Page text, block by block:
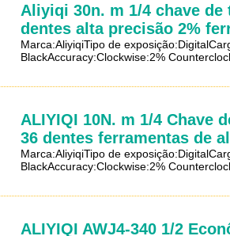
Aliyiqi 30n. m 1/4 chave
dentes alta precisão 2%
Marca:AliyiqiTipo de
BlackAccuracy:Clockwise:2%
ALIYIQI 10N. m 1/4 Chave
36 dentes ferramentas de
Marca:AliyiqiTipo de
BlackAccuracy:Clockwise:2%
ALIYIQI AWJ4-340 1/2